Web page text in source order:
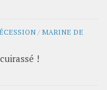
/ MARINE DE
!